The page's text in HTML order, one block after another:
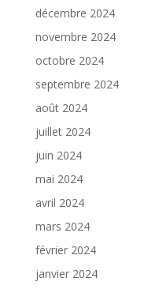
décembre 2024
novembre 2024
octobre 2024
septembre 2024
août 2024
juillet 2024
juin 2024
mai 2024
avril 2024
mars 2024
février 2024
janvier 2024